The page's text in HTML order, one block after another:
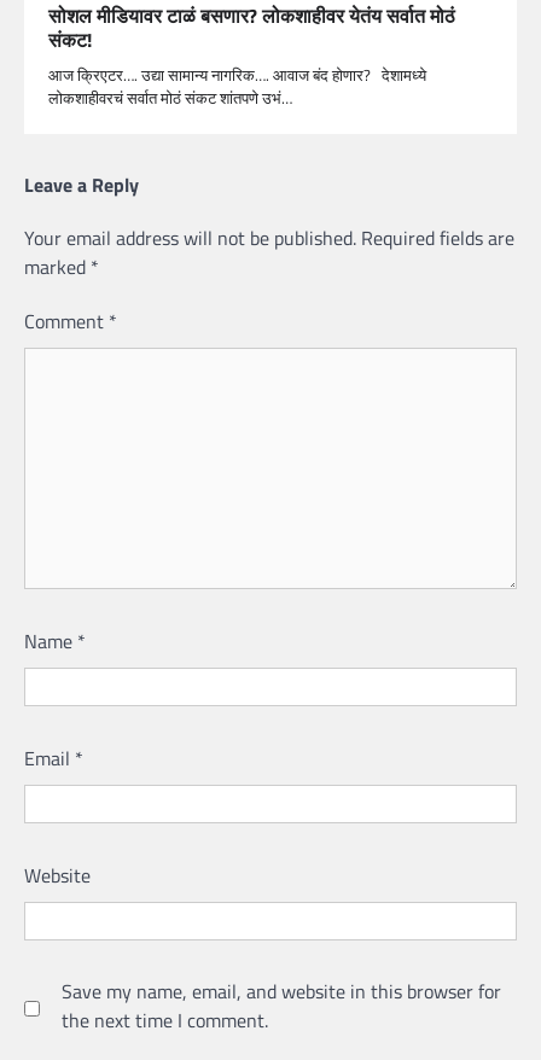
सोशल मीडियावर टाळं बसणार? लोकशाहीवर येतंय सर्वात मोठं
संकट!
आज क्रिएटर…. उद्या सामान्य नागरिक…. आवाज बंद होणार? देशामध्ये
लोकशाहीवरचं सर्वात मोठं संकट शांतपणे उभं…
Leave a Reply
Your email address will not be published. Required fields are
marked *
Comment *
Name *
Email *
Website
Save my name, email, and website in this browser for
the next time I comment.